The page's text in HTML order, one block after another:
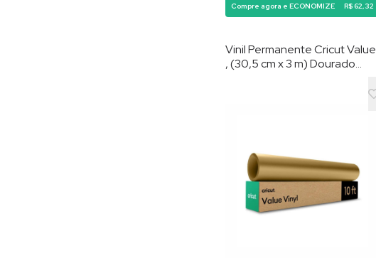
Compre agora e ECONOMIZE R$ 62,32
Vinil Permanente Cricut Value
, (30,5 cm x 3 m) Dourado